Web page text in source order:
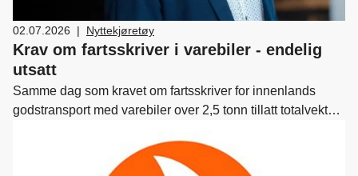
02.07.2026 | Nyttekjøretøy
Krav om fartsskriver i varebiler - endelig
utsatt
Samme dag som kravet om fartsskriver for innenlands
godstransport med varebiler over 2,5 tonn tillatt totalvekt
den lenge etterlengtede utsettelsen. Norges
Bilbransjeforbund har dermed blitt hørt i en sak vi har hatt